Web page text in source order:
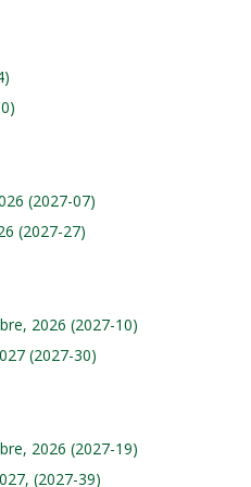
(2027-07)
(2027-27)
2026 (2027-10)
(2027-30)
2026 (2027-19)
(2027-39)